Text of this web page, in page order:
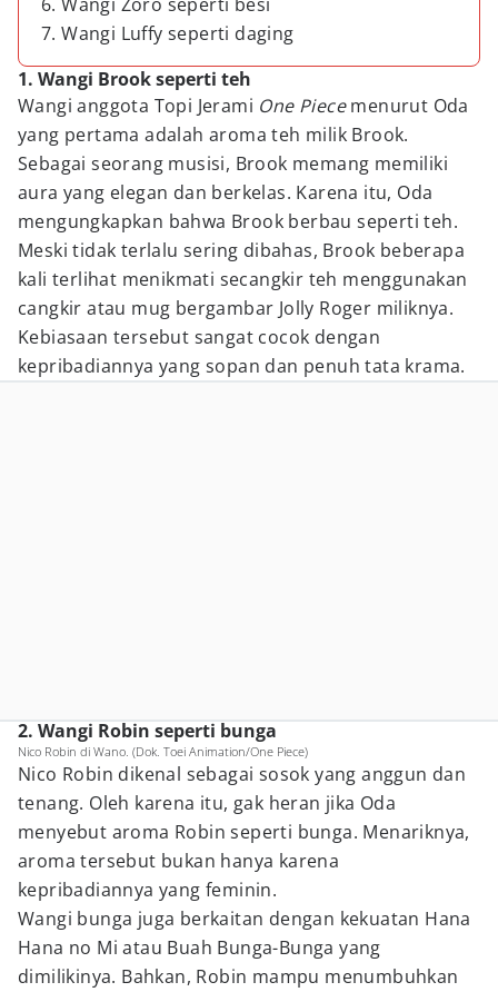
7. Wangi Luffy seperti daging
1. Wangi Brook seperti teh
Wangi anggota Topi Jerami One Piecemenurut Oda
yang pertama adalah aroma teh milik Brook.
Sebagai seorang musisi, Brook memang memiliki
aura yang elegan dan berkelas. Karena itu, Oda
mengungkapkan bahwa Brook berbau seperti teh.
Meski tidak terlalu sering dibahas, Brook beberapa
kali terlihat menikmati secangkir teh menggunakan
cangkir atau mug bergambar Jolly Roger miliknya.
Kebiasaan tersebut sangat cocok dengan
kepribadiannya yang sopan dan penuh tata krama.
2. Wangi Robin seperti bunga
Nico Robin di Wano. (Dok. Toei Animation/One Piece)
Nico Robin dikenal sebagai sosok yang anggun dan
tenang. Oleh karena itu, gak heran jika Oda
menyebut aroma Robin seperti bunga. Menariknya,
aroma tersebut bukan hanya karena
kepribadiannya yang feminin.
Wangi bunga juga berkaitan dengan kekuatan Hana
Hana no Mi atau Buah Bunga-Bunga yang
dimilikinya. Bahkan, Robin mampu menumbuhkan